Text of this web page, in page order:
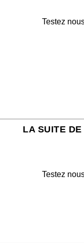
Testez
LA SUITE
Testez